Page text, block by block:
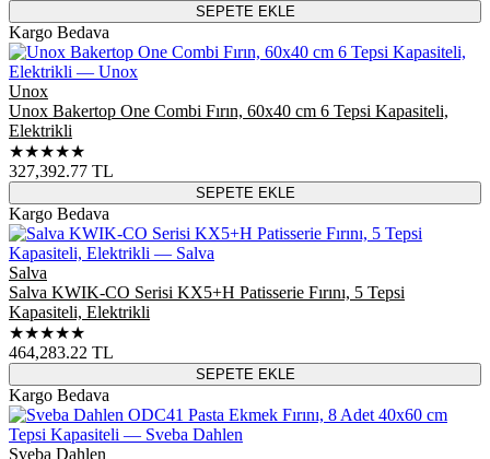
SEPETE EKLE
Kargo Bedava
Unox
Unox Bakertop One Combi Fırın, 60x40 cm 6 Tepsi Kapasiteli,
Elektrikli
★★★★★
327,392.77 TL
SEPETE EKLE
Kargo Bedava
Salva
Salva KWIK-CO Serisi KX5+H Patisserie Fırını, 5 Tepsi
Kapasiteli, Elektrikli
★★★★★
464,283.22 TL
SEPETE EKLE
Kargo Bedava
Sveba Dahlen